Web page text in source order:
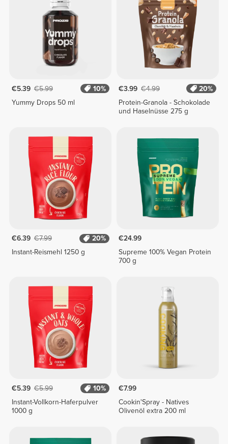
€5.39 €5.99
10%
Yummy Drops 50 ml
€3.99 €4.99
20%
Protein-Granola - Schokolade
und Haselnüsse 275 g
€6.39 €7.99
20%
Instant-Reismehl 1250 g
€24.99
Supreme 100% Vegan Protein
700 g
€5.39 €5.99
10%
Instant-Vollkorn-Haferpulver
1000 g
€7.99
Cookin'Spray - Natives
Olivenöl extra 200 ml